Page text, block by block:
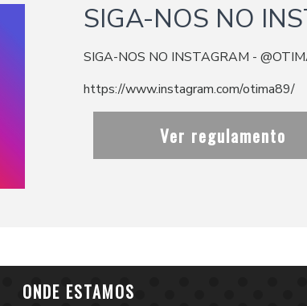
SIGA-NOS NO
SIGA-NOS NO INSTAGRAM -
https://www.instagram.com/otima89/
Ver regulamento
ONDE ESTAMOS